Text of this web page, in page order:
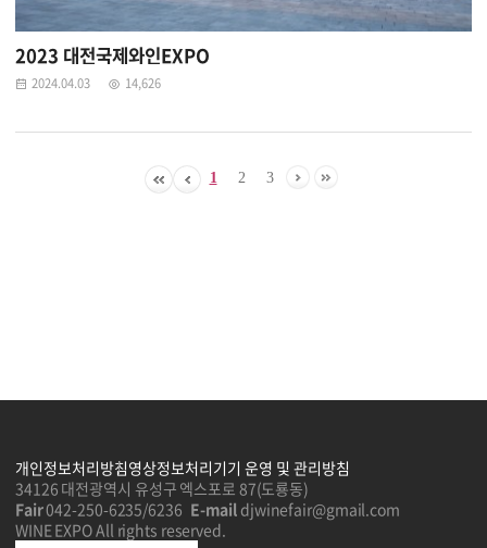
2023 대전국제와인EXPO
2024.04.03 14,626
1 2 3
개인정보처리방침영상정보처리기기 운영 및 관리방침
34126 대전광역시 유성구 엑스포로 87(도룡동)
Fair042-250-6235/6236 E-maildjwinefair@gmail.com
WINE EXPO All rights reserved.